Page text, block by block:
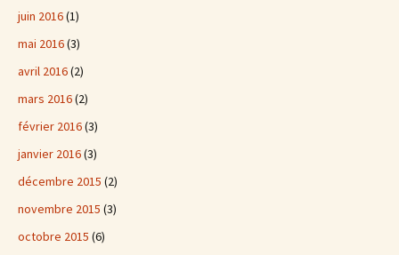
juin 2016(1)
mai 2016(3)
avril 2016(2)
mars 2016(2)
février 2016(3)
janvier 2016(3)
décembre 2015 (2)
novembre 2015 (3)
octobre 2015 (6)